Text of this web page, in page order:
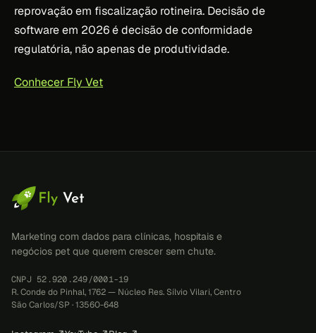
reprovação em fiscalização rotineira. Decisão de
software em 2026 é decisão de conformidade
regulatória, não apenas de produtividade.
Conhecer Fly Vet
Marketing com dados para clínicas, hospitais e
negócios pet que querem crescer sem chute.
CNPJ 52.920.249/0001-19
R. Conde do Pinhal, 1762 — Núcleo Res. Sílvio Vilari, Centro
São Carlos/SP · 13560-648